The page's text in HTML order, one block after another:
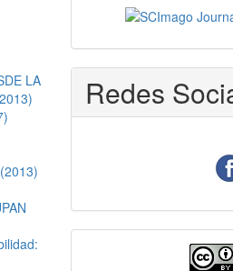
LA
Redes